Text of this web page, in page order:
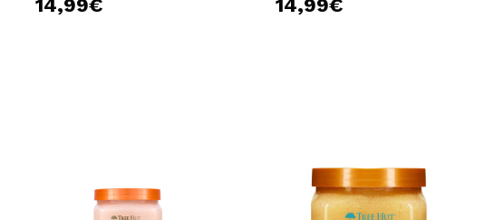
14,99€ 14,99€